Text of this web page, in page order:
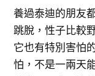
養過泰迪的朋友
跳脫，性子比較
它也有特別害怕
怕，不是一兩天